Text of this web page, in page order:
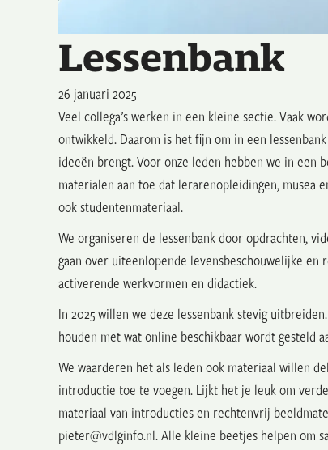
Lessenbank
26 januari 2025
Veel collega’s werken in een kleine sectie. Vaak
ontwikkeld. Daarom is het fijn om in een
ideeën brengt. Voor onze leden hebben we in een
materialen aan toe dat lerarenopleidingen, musea
ook studentenmateriaal.
We organiseren de lessenbank door opdrachten,
gaan over uiteenlopende levensbeschouwelijke
activerende werkvormen en didactiek.
In 2025 willen we deze lessenbank stevig
houden met wat online beschikbaar wordt gesteld
We waarderen het als leden ook materiaal willen
introductie toe te voegen. Lijkt het je leuk om
materiaal van introducties en rechtenvrij
pieter@vdlginfo.nl. Alle kleine beetjes helpen om